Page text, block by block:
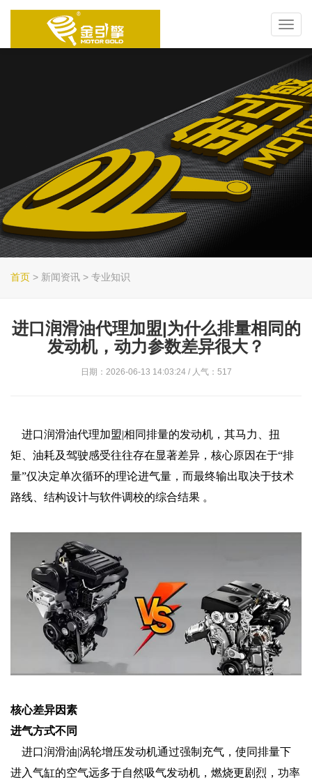
首页 > 新闻资讯 > 专业知识
进口润滑油代理加盟|为什么排量相同的
发动机，动力参数差异很大？
日期：2026-06-13 14:03:24 / 人气：517
进口润滑油代理加盟|相同排量的发动机，其‌马力、扭
矩、油耗及驾驶感受‌往往存在显著差异，核心原因在于“排
量”仅决定单次循环的理论进气量，而最终输出取决于‌技术
路线、结构设计与软件调校‌的综合结果 。‌‌
核心差异因素
‌进气方式不同‌
进口润滑油|涡轮增压发动机通过强制充气，使同排量下
进入气缸的空气远多于自然吸气发动机，燃烧更剧烈，功率